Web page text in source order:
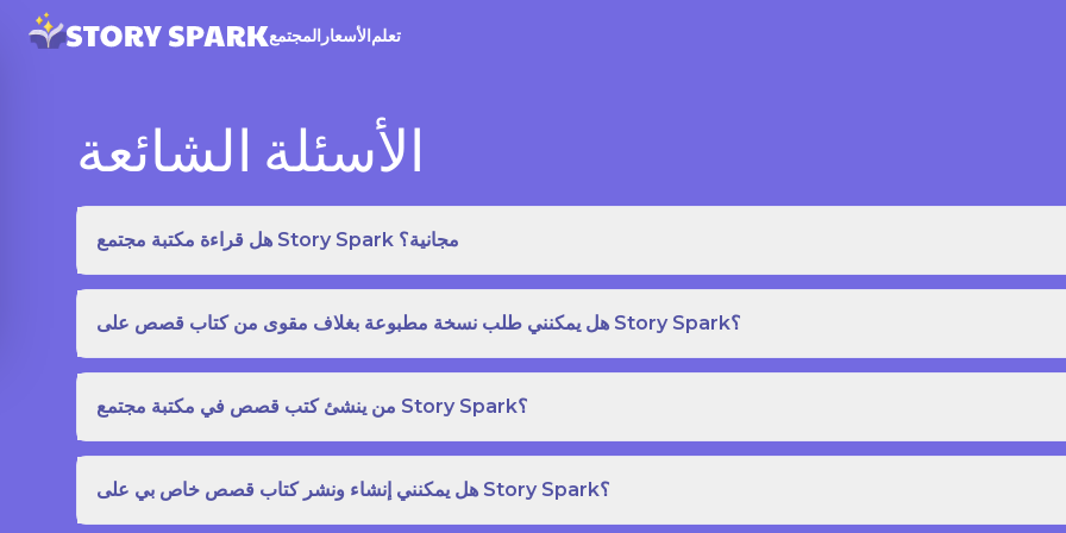
المجتمع الأسعارتعلم
الأسئلة الشائعة
هل قراءة مكتبة مجتمع Story Spark مجانية؟
هل يمكنني طلب نسخة مطبوعة بغلاف مقوى من كتاب قصص على Story Spark؟
من ينشئ كتب قصص في مكتبة مجتمع Story Spark؟
هل يمكنني إنشاء ونشر كتاب قصص خاص بي على Story Spark؟